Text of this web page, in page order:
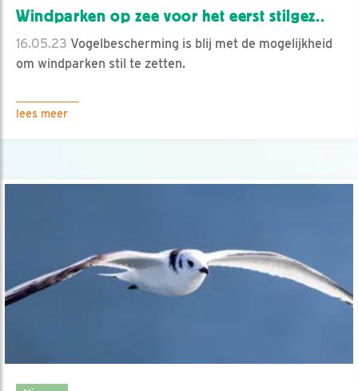
Windparken op zee voor het eerst stilgez..
16.05.23 Vogelbescherming is blij met de mogelijkheid
om windparken stil te zetten.
lees meer